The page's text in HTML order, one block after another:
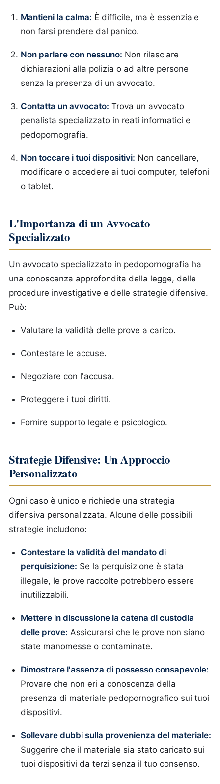
Mantieni la calma: È difficile, ma è essenziale
non farsi prendere dal panico.
Non parlare con nessuno: Non rilasciare
dichiarazioni alla polizia o ad altre persone
senza la presenza di un avvocato.
Contatta un avvocato: Trova un avvocato
penalista specializzato in reati informatici e
pedopornografia.
Non toccare i tuoi dispositivi: Non cancellare,
modificare o accedere ai tuoi computer, telefoni
o tablet.
L'Importanza di un Avvocato
Specializzato
Un avvocato specializzato in pedopornografia ha
una conoscenza approfondita della legge, delle
procedure investigative e delle strategie difensive.
Può:
Valutare la validità delle prove a carico.
Contestare le accuse.
Negoziare con l'accusa.
Proteggere i tuoi diritti.
Fornire supporto legale e psicologico.
Strategie Difensive: Un Approccio
Personalizzato
Ogni caso è unico e richiede una strategia
difensiva personalizzata. Alcune delle possibili
strategie includono:
Contestare la validità del mandato di
perquisizione: Se la perquisizione è stata
illegale, le prove raccolte potrebbero essere
inutilizzabili.
Mettere in discussione la catena di custodia
delle prove: Assicurarsi che le prove non siano
state manomesse o contaminate.
Dimostrare l'assenza di possesso consapevole:
Provare che non eri a conoscenza della
presenza di materiale pedopornografico sui tuoi
dispositivi.
Sollevare dubbi sulla provenienza del materiale:
Suggerire che il materiale sia stato caricato sui
tuoi dispositivi da terzi senza il tuo consenso.